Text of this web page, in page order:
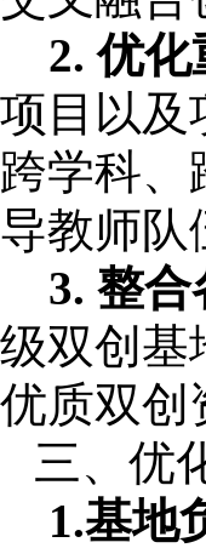
2.优化
项目以及
跨学科、
导教师队
3. 整合
级双创基
优质双创
三、 优
1.基地